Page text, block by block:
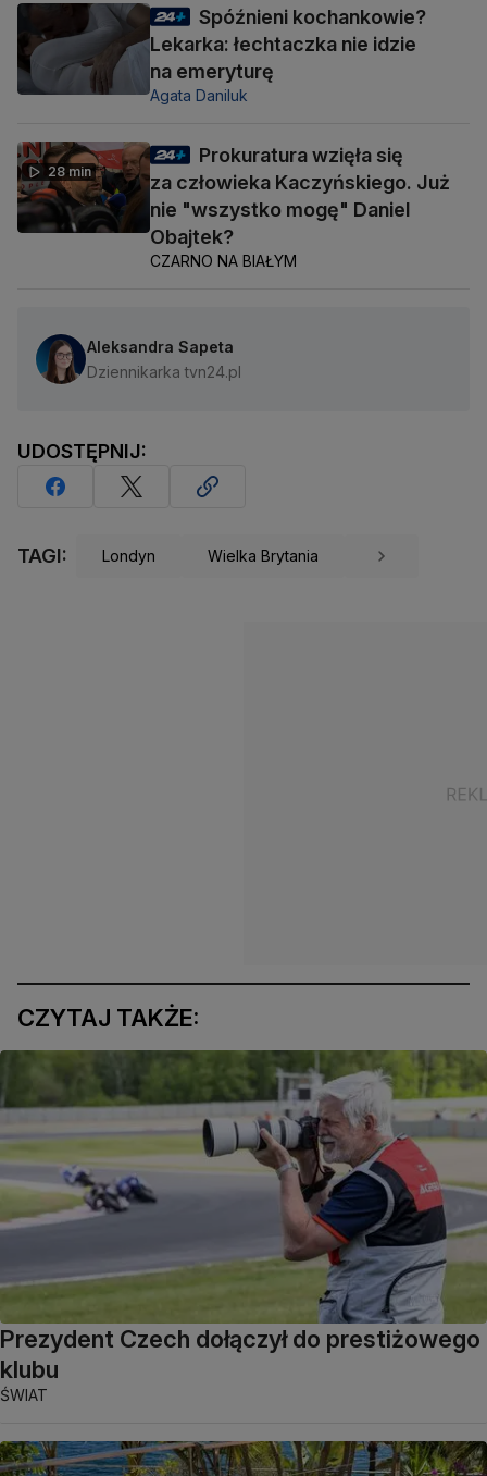
Spóźnieni kochankowie?
Lekarka: łechtaczka nie idzie
na emeryturę
Agata Daniluk
28 min
Prokuratura wzięła się
za człowieka Kaczyńskiego. Już
nie "wszystko mogę" Daniel
Obajtek?
CZARNO NA BIAŁYM
Aleksandra Sapeta
Dziennikarka tvn24.pl
UDOSTĘPNIJ:
TAGI: Londyn Wielka Brytania
CZYTAJ TAKŻE:
Prezydent Czech dołączył do prestiżowego
klubu
ŚWIAT